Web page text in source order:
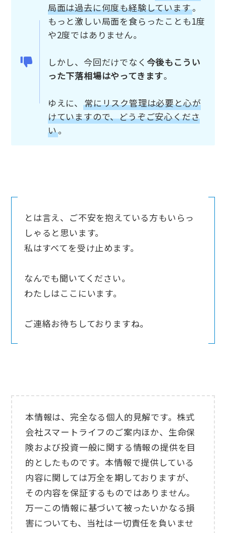
局面は過去に何度も経験しています。
もっと激しい局面を食らったことも1度
や2度ではありません。
しかし、今回だけでなく 今後もこうい
った下落相場はやってきます。
ゆえに、 常にリスク管理は必要と心が
けていますので、どうぞご安心くださ
い。
とは言え、ご不安を抱えている方もいらっ
しゃると思います。
私はすべてを受け止めます。
なんでも聞いてください。
わたしはここにいます。
ご連絡お待ちしておりますね。
本情報は、完全なる個人的見解です。株式
会社スマートライフのご案内ほか、生命保
険および投資一般に関する情報の提供を目
的としたものです。本情報で提供している
内容に関しては万全を期しておりますが、
その内容を保証するものではありません。
万一この情報に基づいて被ったいかなる損
害についても、当社は一切責任を負いませ